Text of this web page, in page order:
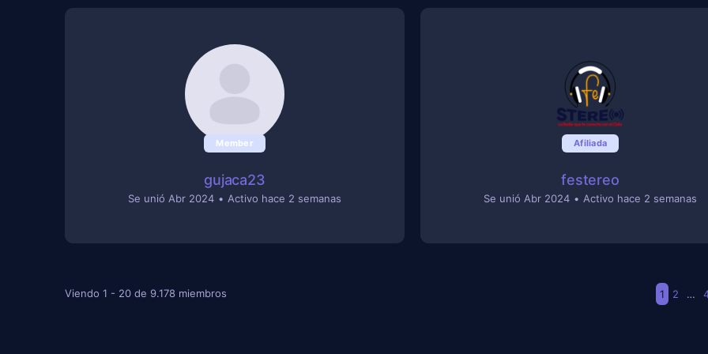
Member
gujaca23
Se unió Abr 2024 • Activo hace 2 semanas
Afiliada
festereo
Se unió Abr 2024 • Activo hace 2 semanas
Viendo 1 - 20 de 9.178 miembros 1 2 …